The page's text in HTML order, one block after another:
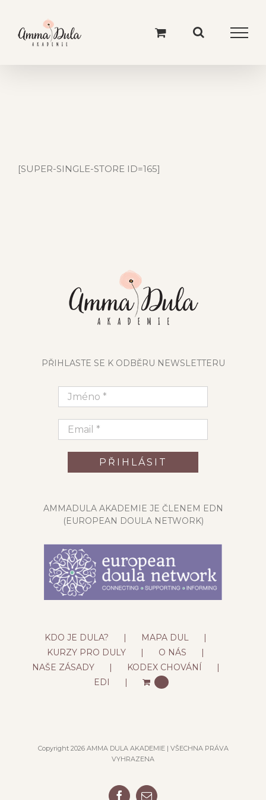
content
[SUPER-SINGLE-STORE ID=165]
PŘIHLASTE SE K ODBĚRU NEWSLETTERU
AMMADULA AKADEMIE JE ČLENEM EDN
(EUROPEAN DOULA NETWORK)
KDO JE DULA?
MAPA DUL
KURZY PRO DULY
O NÁS
NAŠE ZÁSADY
KODEX CHOVÁNÍ
EDI
Copyright 2026 AMMA DULA AKADEMIE | VŠECHNA PRÁVA
VYHRAZENA